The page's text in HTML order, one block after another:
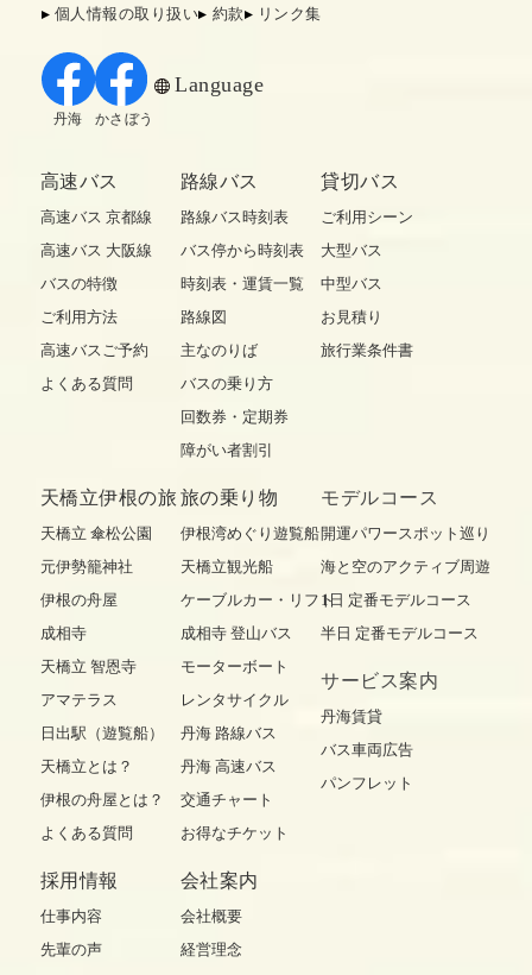
個人情報の取り扱い
約款 リンク集
Language
丹海 かさぼう
高速バス
高速バス 京都線
高速バス 大阪線
バスの特徴
ご利用方法
高速バスご予約
よくある質問
路線バス
路線バス時刻表
バス停から時刻表
時刻表・運賃一覧
路線図
主なのりば
バスの乗り方
回数券・定期券
障がい者割引
貸切バス
ご利用シーン
大型バス
中型バス
お見積り
旅行業条件書
天橋立伊根の旅
天橋立 傘松公園
元伊勢籠神社
伊根の舟屋
成相寺
天橋立 智恩寺
アマテラス
日出駅（遊覧船）
天橋立とは？
伊根の舟屋とは？
よくある質問
旅の乗り物
伊根湾めぐり遊覧船
天橋立観光船
ケーブルカー・リフト
成相寺 登山バス
モーターボート
レンタサイクル
丹海 路線バス
丹海 高速バス
交通チャート
お得なチケット
モデルコース
開運パワースポット巡り
海と空のアクティブ周遊
1日 定番モデルコース
半日 定番モデルコース
サービス案内
丹海賃貸
バス車両広告
パンフレット
採用情報
仕事内容
先輩の声
会社案内
会社概要
経営理念